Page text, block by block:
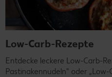
Low-Carb-Rezepte
Entdecke leckere Low-Carb-
Pastinakennudeln" oder